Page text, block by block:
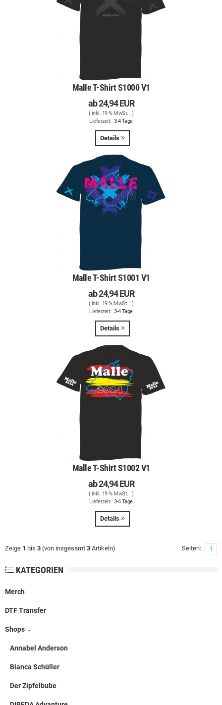
Malle T-Shirt S1000 V1
ab24,94 EUR
( inkl. 19 % MwSt. . )
Lieferzeit: 3-4 Tage
Details
Malle T-Shirt S1001 V1
ab24,94 EUR
( inkl. 19 % MwSt. . )
Lieferzeit: 3-4 Tage
Details
Malle T-Shirt S1002 V1
ab24,94 EUR
( inkl. 19 % MwSt. . )
Lieferzeit: 3-4 Tage
Details
Zeige 1 bis 3 (von insgesamt 3 Artikeln) Seiten: 1
KATEGORIEN
Merch
DTF Transfer
Shops
Annabel Anderson
Bianca Schüller
Der Zipfelbube